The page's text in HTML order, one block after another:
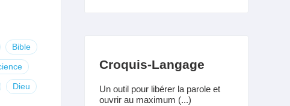
Bible
Dieu
Croquis-Langage
Un outil pour libérer la parole et
ouvrir au maximum (...)